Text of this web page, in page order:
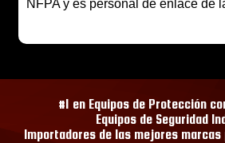
NFPA y es personal de enlace de
#1 en Equipos de Protección
Equipos de Seguridad
Importadores de las mejores marcas